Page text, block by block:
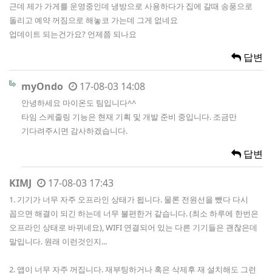
근데 제가 가게를 운영중인데 냉방으로 사용하다가 집에 갈때 송풍으로
돌리고 예약 꺼짐으로 해놓코 가는데 그게 없네요
업데이트 되는건가요? 언제쯤 되나요
답변
myOndo 17-08-03 14:08
안녕하세요 마이온도 팀입니다^^
타임 스케줄링 기능은 현재 기획 및 개발 준비 중입니다. 조금만
기다려주시면 감사하겠습니다.
답변
KIMJ 17-08-03 17:43
1. 기기가 너무 자주 오프라인 상태가 됩니다. 물론 전원선을 뺐다 다시
꼽으면 해결이 되긴 하는데 너무 불편한거 같습니다. (최소 하루에 한번은
오프라인 상태로 바뀌네요), WIFI 연결되어 있는 다른 기기들은 괜찮은데
말입니다. 원래 이런것인지...
2. 앱이 너무 자주 꺼집니다. 재부팅하거나 혹은 삭제후 재 설치해도 그런